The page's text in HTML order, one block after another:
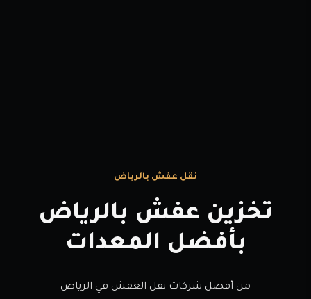
نقل عفش بالرياض
تخزين عفش بالرياض
بأفضل المعدات
من أفضل شركات نقل العفش في الرياض